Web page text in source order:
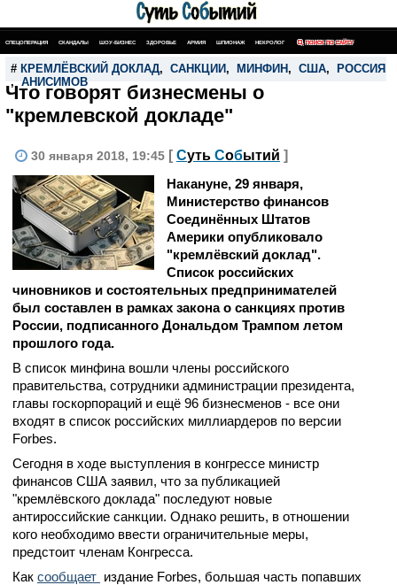
СПЕЦОПЕРАЦИЯ СКАНДАЛЫ ШОУ-БИЗНЕС ЗДОРОВЬЕ АРМИЯ ШПИОНАЖ НЕКРОЛОГ ПОИСК ПО САЙТУ
# КРЕМЛЁВСКИЙ ДОКЛАД, САНКЦИИ , МИНФИН , США, РОССИЯ
, АНИСИМОВ
Что говорят бизнесмены о
"кремлевской докладе"
30 января 2018, 19:45 [ Суть Событий ]
Накануне, 29 января,
Министерство финансов
Соединённых Штатов
Америки опубликовало
"кремлёвский доклад".
Список российских
чиновников и состоятельных предпринимателей
был составлен в рамках закона о санкциях против
России, подписанного Дональдом Трампом летом
прошлого года.
В список минфина вошли члены российского
правительства, сотрудники администрации президента,
главы госкорпораций и ещё 96 бизнесменов - все они
входят в список российских миллиардеров по версии
Forbes.
Сегодня в ходе выступления в конгрессе министр
финансов США заявил, что за публикацией
"кремлёвского доклада" последуют новые
антироссийские санкции. Однако решить, в отношении
кого необходимо ввести ограничительные меры,
предстоит членам Конгресса.
Как сообщает издание Forbes, большая часть попавших